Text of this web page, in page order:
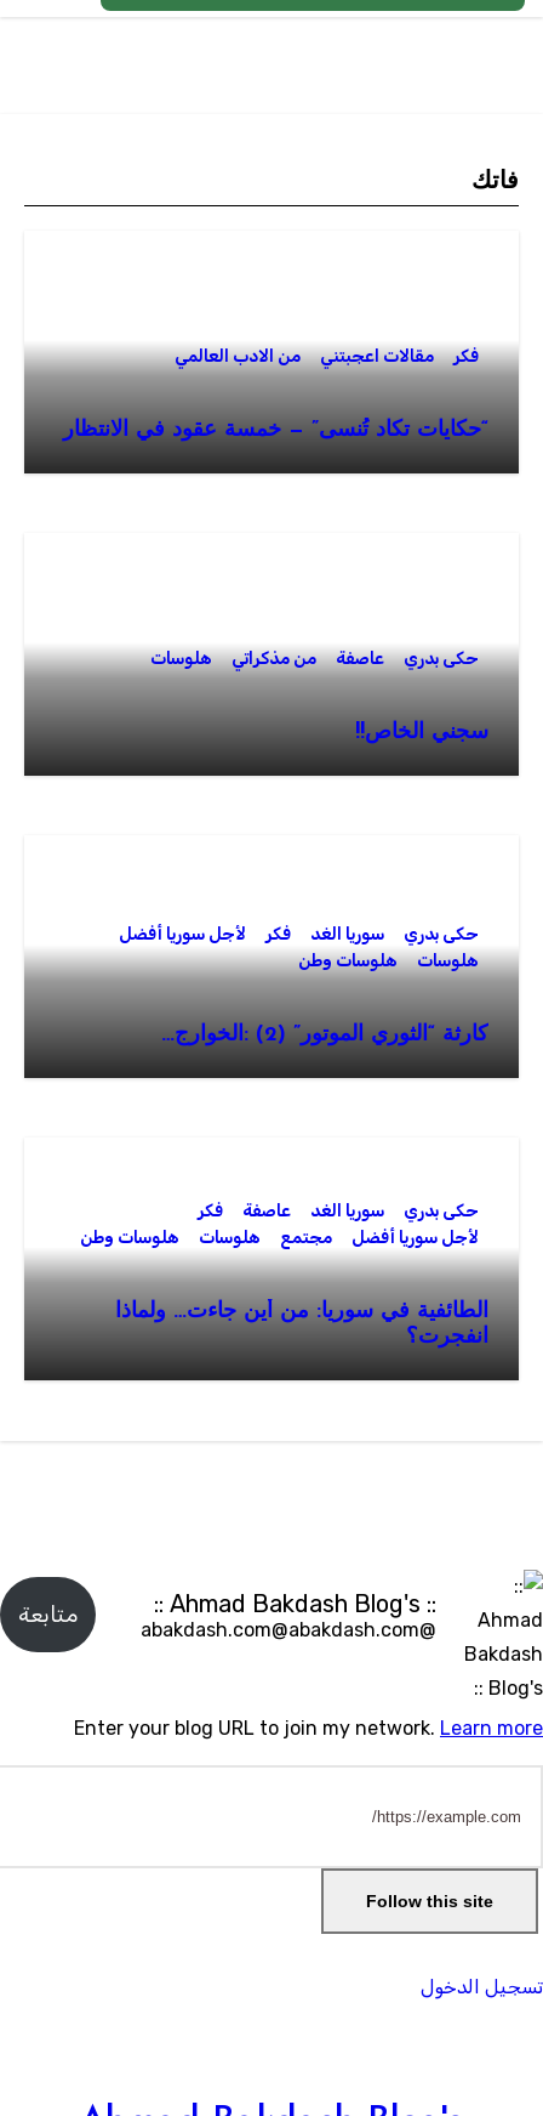
فاتك
فكر مقالات اعجبتني من الادب العالمي
“حكايات تكاد تُنسى” — خمسة عقود في الانتظار
حكى بدري عاصفة من مذكراتي هلوسات
سجني الخاص!!
حكى بدري سوريا الغد فكر
لأجل سوريا أفضل
هلوسات
هلوسات وطن
كارثة “الثوري الموتور” (2) :الخوارج…
حكى بدري سوريا الغد عاصفة
فكر
لأجل سوريا أفضل
مجتمع هلوسات هلوسات وطن
الطائفية في سوريا: من أين جاءت… ولماذا
انفجرت؟
:: Ahmad Bakdash Blog's ::
@abakdash.com@abakdash.com
متابعة
Enter your blog URL to join my network. Learn more
Follow this site
تسجيل الدخول